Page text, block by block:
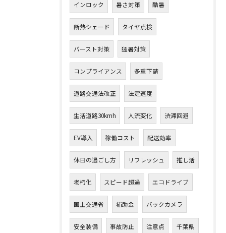
インロック 暑さ対策 酷暑
断熱シェード タイヤ点検
バースト対策 猛暑対策
コンプライアンス 多重下請
道路交通法改正 法定速度
生活道路30kmh 人流変化 渋滞回避
EV導入 稼働コスト 配送効率
休日の過ごし方 リフレッシュ 推し活
老朽化 スピード超過 エコドライブ
国土交通省 補助金 バックカメラ
安全装備 事故防止 注意点 千葉県